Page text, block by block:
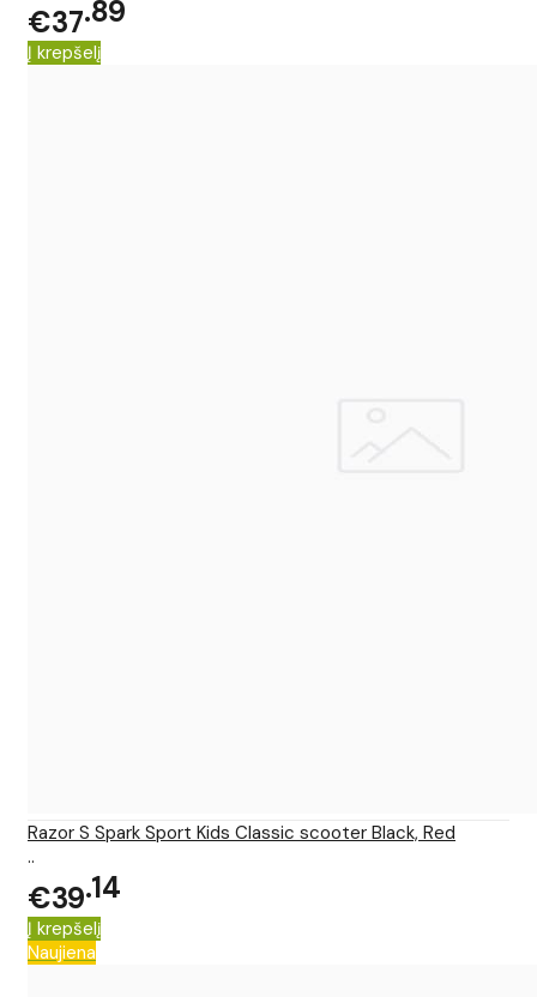
€37 89
Į krepšelį
Razor S Spark Sport Kids Classic scooter Black, Red
..
€39 14
Į krepšelį
Naujiena